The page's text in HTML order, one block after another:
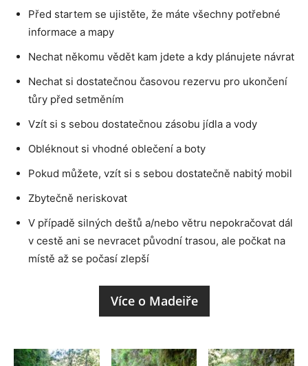
Před startem se ujistěte, že máte všechny potřebné
informace a mapy
Nechat někomu vědět kam jdete a kdy plánujete návrat
Nechat si dostatečnou časovou rezervu pro ukončení
tůry před setměním
Vzít si s sebou dostatečnou zásobu jídla a vody
Obléknout si vhodné oblečení a boty
Pokud můžete, vzít si s sebou dostatečně nabitý mobil
Zbytečně neriskovat
V případě silných deštů a/nebo větru nepokračovat dál
v cestě ani se nevracet původní trasou, ale počkat na
místě až se počasí zlepší
Více o Madeiře